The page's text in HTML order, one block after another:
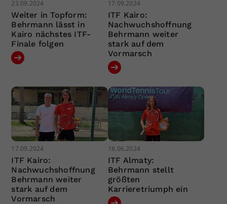
23.09.2024
Weiter in Topform:
Behrmann lässt in
Kairo nächstes ITF-
Finale folgen
17.09.2024
ITF Kairo:
Nachwuchshoffnung
Behrmann weiter
stark auf dem
Vormarsch
17.09.2024
ITF Kairo:
Nachwuchshoffnung
Behrmann weiter
stark auf dem
Vormarsch
18.06.2024
ITF Almaty:
Behrmann stellt
größten
Karrieretriumph ein